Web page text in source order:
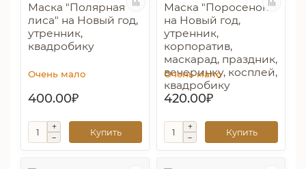
Маска "Полярная
лиса" на Новый год,
утренник,
квадробику
Очень мало
400.00₽
Купить
Маска "Поросенок"
на Новый год,
утренник,
корпоратив,
маскарад, праздник,
вечеринку, косплей,
квадробику
Очень мало
420.00₽
Купить